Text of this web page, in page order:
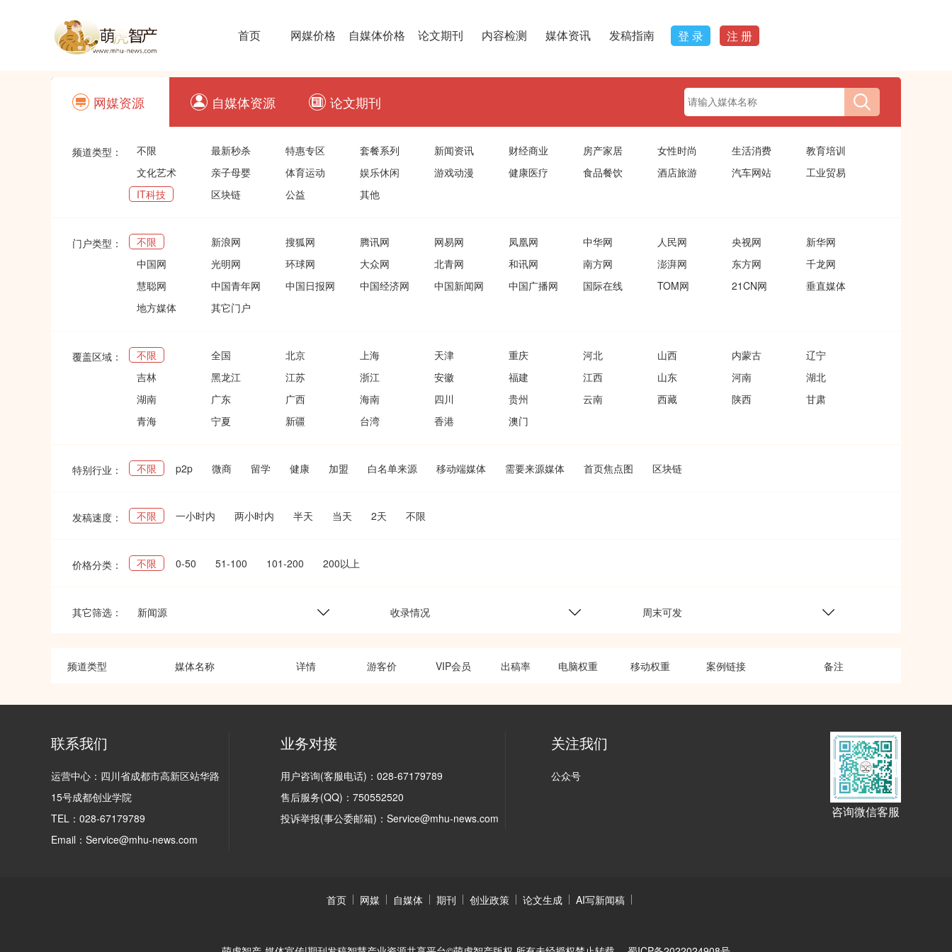
首页 网媒价格 自媒体价格 论文期刊 内容检测 媒体资讯 发稿指南 登 录 注 册
网媒资源 自媒体资源 论文期刊
频道类型： 不限 最新秒杀 特惠专区 套餐系列 新闻资讯 财经商业 房产家居 女性时尚 生活消费
教育培训
文化艺术
亲子母婴 体育运动 娱乐休闲 游戏动漫 健康医疗 食品餐饮 酒店旅游 汽车网站
工业贸易
IT科技
区块链 公益 其他
门户类型： 不限 新浪网 搜狐网 腾讯网 网易网 凤凰网 中华网 人民网 央视网
新华网
中国网
光明网 环球网 大众网 北青网 和讯网 南方网 澎湃网 东方网
千龙网
慧聪网
中国青年网 中国日报网 中国经济网 中国新闻网 中国广播网 国际在线 TOM网 21CN网
垂直媒体
地方媒体
其它门户
覆盖区域： 不限 全国 北京 上海 天津 重庆 河北 山西 内蒙古
辽宁
吉林
黑龙江 江苏 浙江 安徽 福建 江西 山东 河南
湖北
湖南
广东 广西 海南 四川 贵州 云南 西藏 陕西
甘肃
青海
宁夏 新疆 台湾 香港 澳门
特别行业： 不限 p2p 微商 留学 健康 加盟 白名单来源 移动端媒体 需要来源媒体 首页焦点图 区块链
发稿速度： 不限 一小时内 两小时内 半天 当天 2天 不限
价格分类： 不限 0-50 51-100 101-200 200以上
其它筛选： 新闻源 收录情况 周末可发
频道类型 媒体名称 详情 游客价 VIP会员 出稿率 电脑权重 移动权重 案例链接 备注
联系我们
运营中心：四川省成都市高新区站华路
15号成都创业学院
TEL：028-67179789
Email：Service@mhu-news.com
业务对接
用户咨询(客服电话)：028-67179789
售后服务(QQ)：750552520
投诉举报(事公委邮箱)：Service@mhu-news.com
关注我们
公众号
咨询微信客服
首页 网媒 自媒体 期刊 创业政策 论文生成 AI写新闻稿